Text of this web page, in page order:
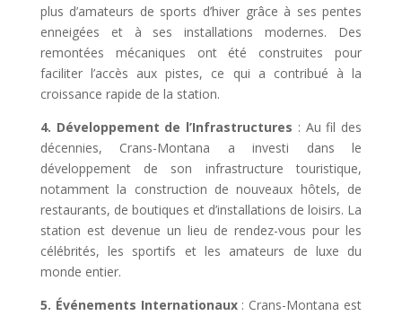
plus d’amateurs de sports d’hiver grâce à ses pentes
enneigées et à ses installations modernes. Des
remontées mécaniques ont été construites pour
faciliter l’accès aux pistes, ce qui a contribué à la
croissance rapide de la station.
4. Développement de l’Infrastructures : Au fil des
décennies, Crans-Montana a investi dans le
développement de son infrastructure touristique,
notamment la construction de nouveaux hôtels, de
restaurants, de boutiques et d’installations de loisirs. La
station est devenue un lieu de rendez-vous pour les
célébrités, les sportifs et les amateurs de luxe du
monde entier.
5. Événements Internationaux: Crans-Montana est